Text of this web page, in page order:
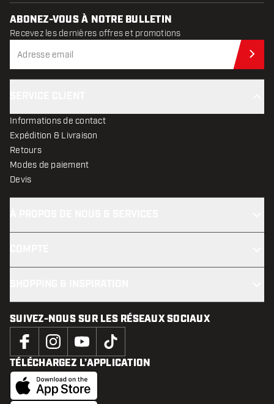
ABONEZ-VOUS À NOTRE BULLETIN
Recevez les dernières offres et promotions
Informations de contact
Expédition & Livraison
Retours
Modes de paiement
Devis
SUIVEZ-NOUS SUR LES RÉSEAUX SOCIAUX
TÉLÉCHARGEZ L’APPLICATION